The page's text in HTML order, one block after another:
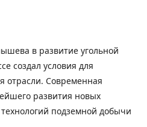
в развитие угольной
создал условия для
отрасли. Современная
развития новых
подземной добычи